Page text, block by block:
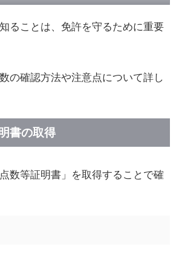
ることは、免許を守るために重要
の確認方法や注意点について詳し
書の取得
数等証明書」を取得することで確